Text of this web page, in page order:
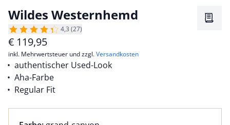
Wildes Westernhemd
4,3 (27)
€ 119,95
inkl. Mehrwertsteuer und zzgl.Versandkosten
authentischer Used-Look
Aha-Farbe
Regular Fit